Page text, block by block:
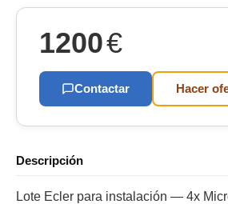
1200€
Contactar Hacer
Descripción
Lote Ecler para instalación — 4x